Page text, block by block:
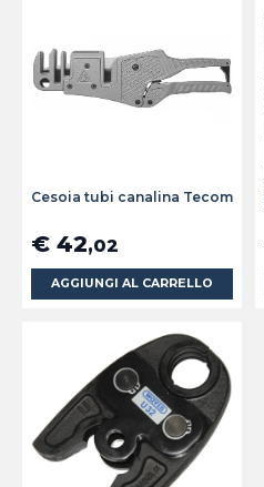
Cesoia tubi canalina Tecom
€ 42,02
AGGIUNGI AL CARRELLO